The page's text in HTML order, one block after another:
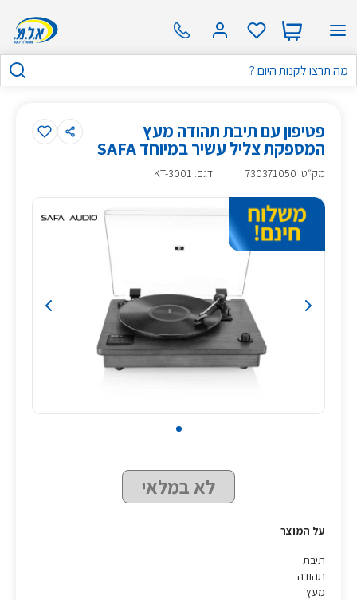
פטיפון עם תיבת תהודה מעץ
המספקת צליל עשיר במיוחד SAFA
מק״ט:
730371050 דגם: KT-3001
לא במלאי
על המוצר
תיבת
תהודה
מעץ